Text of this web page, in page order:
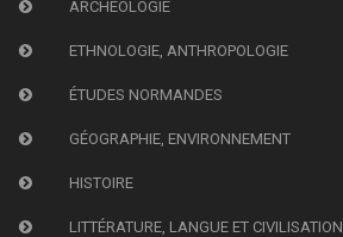
ARCHÉOLOGIE
ETHNOLOGIE, ANTHROPOLOGIE
ÉTUDES NORMANDES
GÉOGRAPHIE, ENVIRONNEMENT
HISTOIRE
LITTÉRATURE, LANGUE ET CIVILISATION